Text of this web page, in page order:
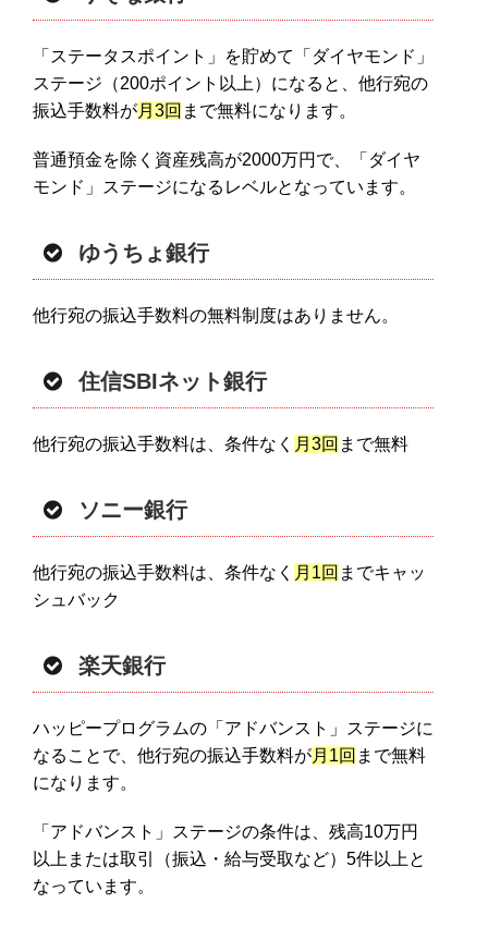
「ステータスポイント」を貯めて「ダイヤモンド」
ステージ（200ポイント以上）になると、他行宛の
振込手数料が月3回 まで無料になります。
普通預金を除く資産残高が2000万円で、「ダイヤ
モンド」ステージになるレベルとなっています。
ゆうちょ銀行
他行宛の振込手数料の無料制度はありません。
住信SBIネット銀行
他行宛の振込手数料は、条件なく 月3回 まで無料
ソニー銀行
他行宛の振込手数料は、条件なく 月1回 までキャッ
シュバック
楽天銀行
ハッピープログラムの「アドバンスト」ステージに
なることで、他行宛の振込手数料が月1回 まで無料
になります。
「アドバンスト」ステージの条件は、残高10万円
以上または取引（振込・給与受取など）5件以上と
なっています。